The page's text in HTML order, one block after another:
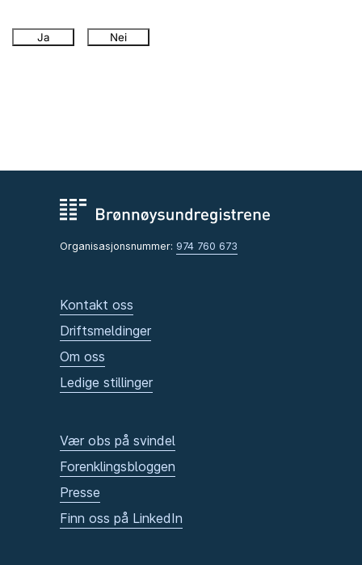
Ja Nei
Organisasjonsnummer: 974 760 673
Kontakt oss
Driftsmeldinger
Om oss
Ledige stillinger
Vær obs på svindel
Forenklingsbloggen
Presse
Finn oss på LinkedIn